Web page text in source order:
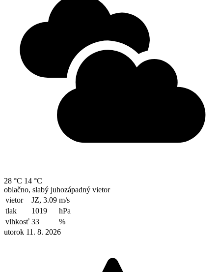
28 °C 14 °C
oblačno, slabý juhozápadný vietor
vietor
JZ, 3.09 m/s
tlak
1019
hPa
vlhkosť 33
%
utorok 11. 8. 2026